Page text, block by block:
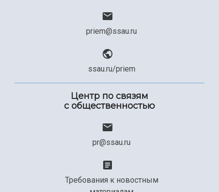
priem@ssau.ru
ssau.ru/priem
Центр по связям
с общественностью
pr@ssau.ru
Требования к новостным